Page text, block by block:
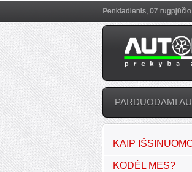
Penktadienis, 07
PARDUODAMI
KAIP
KODĖL MES?